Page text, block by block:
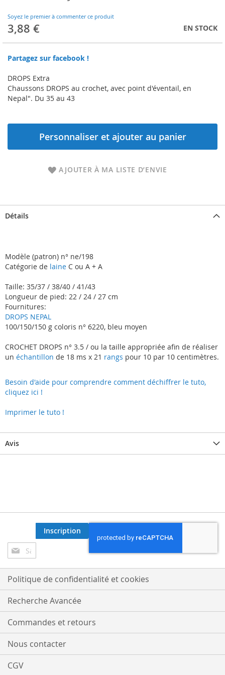
Soyez le premier à commenter ce produit
3,88 € EN STOCK
Partagez sur facebook !
DROPS Extra
Chaussons DROPS au crochet, avec point d'éventail, en
Nepal". Du 35 au 43
Personnaliser et ajouter au panier
AJOUTER À MA LISTE D’ENVIE
beginning
of
the
gallery
Détails
Modèle (patron) n° ne/198
Catégorie de laine C ou A + A
Taille: 35/37 / 38/40 / 41/43
Longueur de pied: 22 / 24 / 27 cm
Fournitures:
DROPS NEPAL
100/150/150 g coloris n° 6220, bleu moyen
CROCHET DROPS n° 3.5 / ou la taille appropriée afin de réaliser
un échantillon de 18 ms x 21 rangs pour 10 par 10 centimètres.
Besoin d'aide pour comprendre comment déchiffrer le tuto,
cliquez ici !
Imprimer le tuto !
Avis
Inscription
à
notre
lettre
d’information
:
Inscription
Politique de confidentialité et cookies
Recherche Avancée
Commandes et retours
Nous contacter
CGV